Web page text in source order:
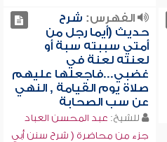
الفهرس: شرح
حديث (أيما رجل من
أمتي سببته سبة أو
لعنته لعنة في
غضبي...فاجعلها عليهم
صلاة يوم القيامة , النهي
عن سب الصحابة
للشيخ: عبد المحسن العباد
جزء من محاضرة ( شرح سنن أبي